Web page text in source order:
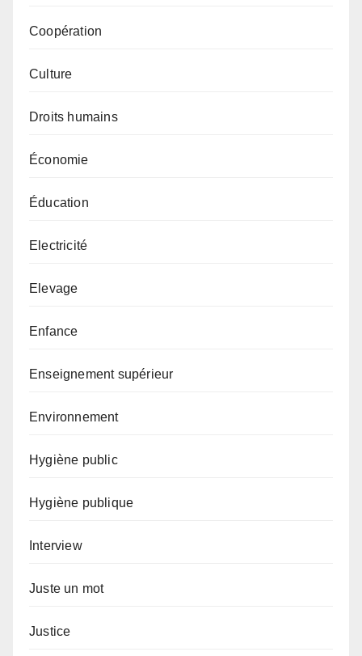
Coopération
Culture
Droits humains
Économie
Éducation
Electricité
Elevage
Enfance
Enseignement supérieur
Environnement
Hygiène public
Hygiène publique
Interview
Juste un mot
Justice